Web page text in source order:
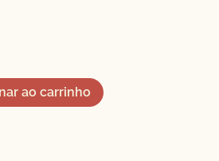
ao carrinho